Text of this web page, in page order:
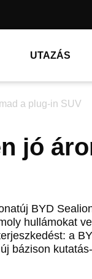
UTAZÁS
a plug-in SUV
jó
BYD
hullámokat
a
bázison kutatás-